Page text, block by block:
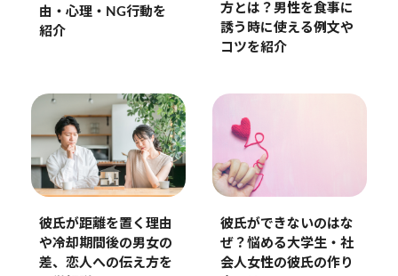
由・心理・NG行動を
紹介
方とは？男性を食事に
誘う時に使える例文や
コツを紹介
彼氏が距離を置く理由
や冷却期間後の男女の
差、恋人への伝え方を
彼氏ができないのはな
ぜ？悩める大学生・社
会人女性の彼氏の作り